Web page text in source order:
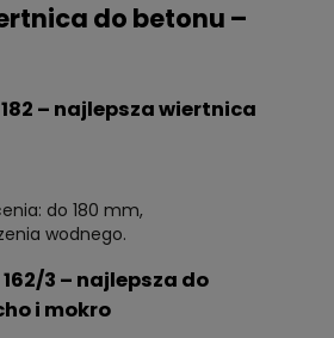
do betonu –
182 – najlepsza wiertnica
do 180 mm,
wodnego.
162/3 – najlepsza do
i mokro